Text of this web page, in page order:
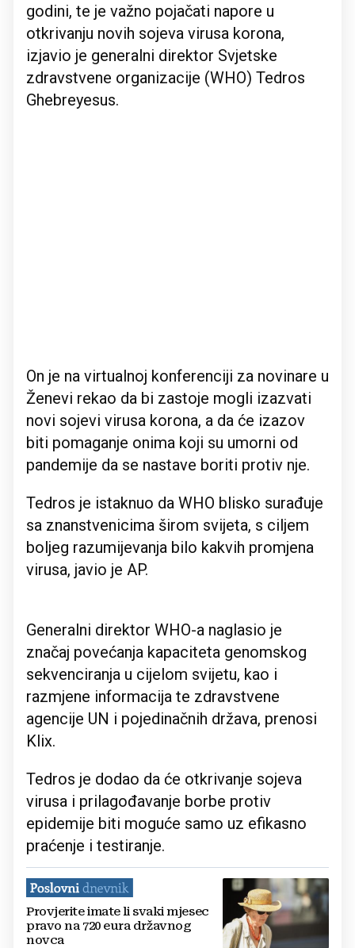
godini, te je važno pojačati napore u
otkrivanju novih sojeva virusa korona,
izjavio je generalni direktor Svjetske
zdravstvene organizacije (WHO) Tedros
Ghebreyesus.
On je na virtualnoj konferenciji za novinare u
Ženevi rekao da bi zastoje mogli izazvati
novi sojevi virusa korona, a da će izazov
biti pomaganje onima koji su umorni od
pandemije da se nastave boriti protiv nje.
Tedros je istaknuo da WHO blisko surađuje
sa znanstvenicima širom svijeta, s ciljem
boljeg razumijevanja bilo kakvih promjena
virusa, javio je AP.
Generalni direktor WHO-a naglasio je
značaj povećanja kapaciteta genomskog
sekvenciranja u cijelom svijetu, kao i
razmjene informacija te zdravstvene
agencije UN i pojedinačnih država, prenosi
Klix.
Tedros je dodao da će otkrivanje sojeva
virusa i prilagođavanje borbe protiv
epidemije biti moguće samo uz efikasno
praćenje i testiranje.
Provjerite imate li svaki mjesec
pravo na 720 eura državnog
novca